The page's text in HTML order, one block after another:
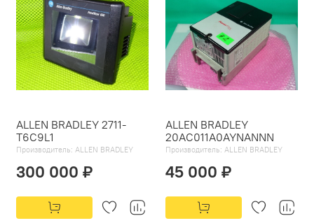
ALLEN BRADLEY 2711-
T6C9L1
Производитель: ALLEN BRADLEY
300 000 ₽
ALLEN BRADLEY
20AC011A0AYNANNN
Производитель: ALLEN BRADLEY
45 000 ₽